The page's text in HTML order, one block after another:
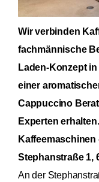
Wir verbinden
fachmännische
Laden-Konzept
einer
Cappuccino
Experten
Kaffeemaschinen
Stephanstraße 1,
An der